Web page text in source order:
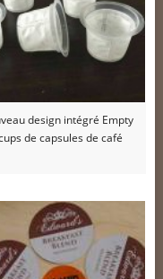
design intégré Empty
de capsules de café